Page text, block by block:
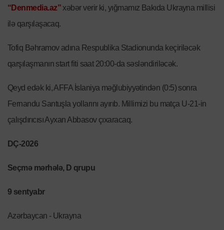
“Denmedia.az”xəbər verir ki, yığmamız Bakıda Ukrayna millisi
ilə qarşılaşacaq.
Tofiq Bəhramov adına Respublika Stadionunda keçiriləcək
qarşılaşmanın start fiti saat 20:00-da səsləndiriləcək.
Qeyd edək ki, AFFA İslaniya məğlubiyyətindən (0:5) sonra
Fernandu Santuşla yollarını ayırıb. Millimizi bu matça U-21-in
çalışdırıcısı Ayxan Abbasov çıxaracaq.
DÇ-2026
Seçmə mərhələ, D qrupu
9 sentyabr
Azərbaycan - Ukrayna